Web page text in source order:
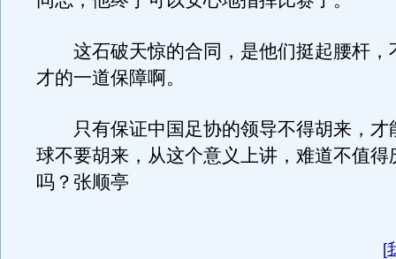
这石破天惊的合同，是他们挺起腰杆，
才的一道保障啊。
只有保证中国足协的领导不得胡来，才
球不要胡来，从这个意义上讲，难道不值得
吗？张顺亭
[